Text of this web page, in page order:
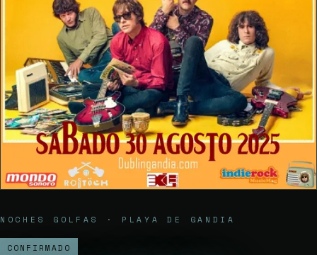
NOCHES GOLFAS · PLAYA DE GANDIA
CONFIRMADO